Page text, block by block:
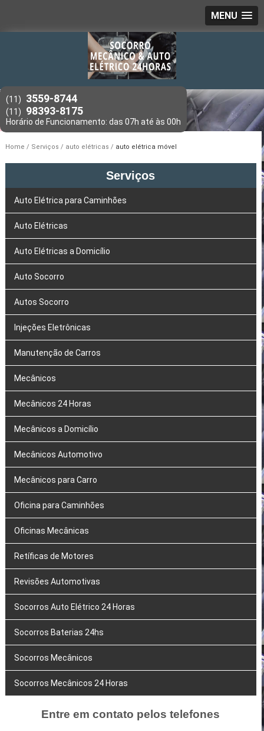
MENU
(11) 3559-8744
(11) 98393-8175
Home Serviços auto elétricas auto elétrica móvel
Serviços
Auto Elétrica para Caminhões
Auto Elétricas
Auto Elétricas a Domicílio
Auto Socorro
Autos Socorro
Injeções Eletrônicas
Manutenção de Carros
Mecânicos
Mecânicos 24 Horas
Mecânicos a Domicílio
Mecânicos Automotivo
Mecânicos para Carro
Oficina para Caminhões
Oficinas Mecânicas
Retíficas de Motores
Revisões Automotivas
Socorros Auto Elétrico 24 Horas
Socorros Baterias 24hs
Socorros Mecânicos
Socorros Mecânicos 24 Horas
Entre em contato pelos telefones